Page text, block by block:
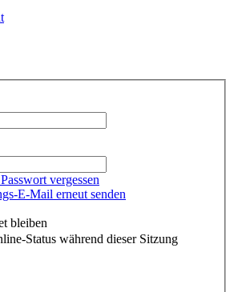
vergessen
E-Mail erneut senden
bleiben
Status während dieser Sitzung